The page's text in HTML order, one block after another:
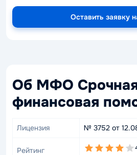
Оставить заявку
Об МФО
финансовая
Лицензия № 3752 от
Рейтинг